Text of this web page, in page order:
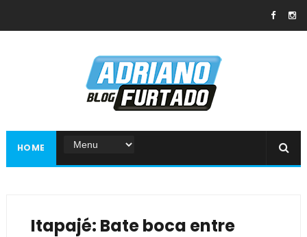
HOME
Itapajé: Bate boca entre